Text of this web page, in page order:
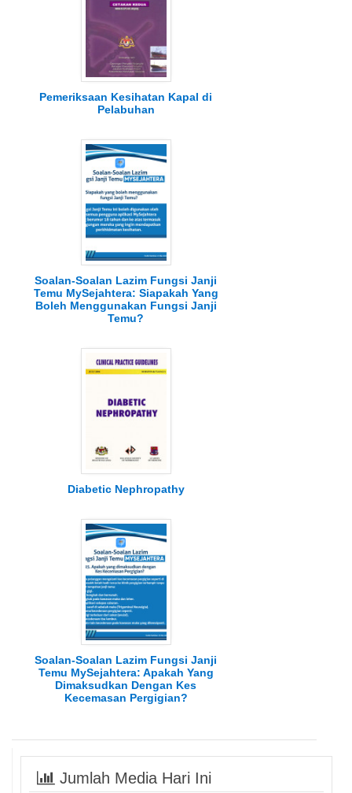
Pemeriksaan Kesihatan Kapal di
Pelabuhan
Soalan-Soalan Lazim Fungsi Janji
Temu MySejahtera: Siapakah Yang
Boleh Menggunakan Fungsi Janji
Temu?
Diabetic Nephropathy
Soalan-Soalan Lazim Fungsi Janji
Temu MySejahtera: Apakah Yang
Dimaksudkan Dengan Kes
Kecemasan Pergigian?
Jumlah Media Hari Ini